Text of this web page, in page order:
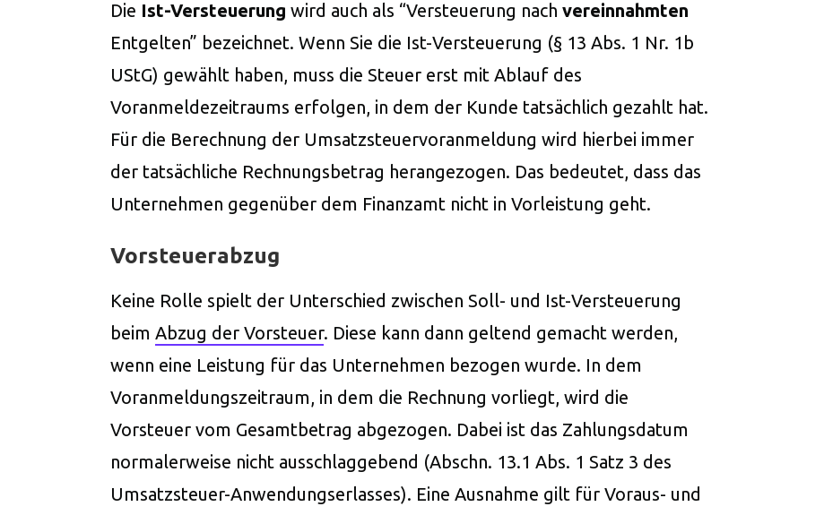
Die Ist-Versteuerung wird auch als “Versteuerung nachvereinnahmten
Entgelten” bezeichnet. Wenn Sie die Ist-Versteuerung (§ 13 Abs. 1 Nr. 1b
UStG) gewählt haben, muss die Steuer erst mit Ablauf des
Voranmeldezeitraums erfolgen, in dem der Kunde tatsächlich gezahlt hat.
Für die Berechnung der Umsatzsteuervoranmeldung wird hierbei immer
der tatsächliche Rechnungsbetrag herangezogen. Das bedeutet, dass das
Unternehmen gegenüber dem Finanzamt nicht in Vorleistung geht.
Vorsteuerabzug
Keine Rolle spielt der Unterschied zwischen Soll- und Ist-Versteuerung
beimAbzug der Vorsteuer. Diese kann dann geltend gemacht werden,
wenn eine Leistung für das Unternehmen bezogen wurde. In dem
Voranmeldungszeitraum, in dem die Rechnung vorliegt, wird die
Vorsteuer vom Gesamtbetrag abgezogen. Dabei ist das Zahlungsdatum
normalerweise nicht ausschlaggebend (Abschn. 13.1 Abs. 1 Satz 3 des
Umsatzsteuer-Anwendungserlasses). Eine Ausnahme gilt für Voraus- und